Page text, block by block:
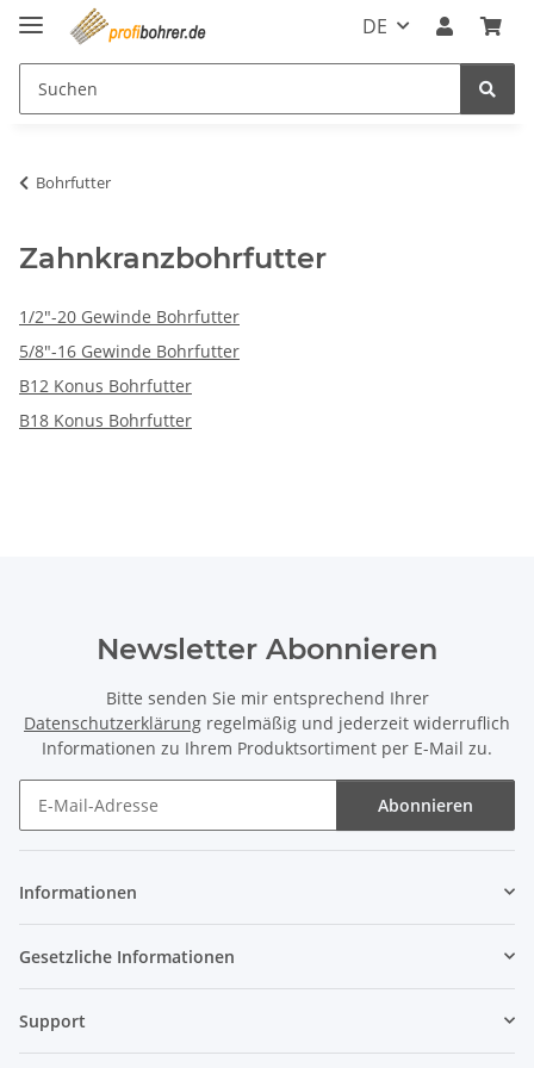
DE
Bohrfutter
Zahnkranzbohrfutter
1/2"-20 Gewinde Bohrfutter
5/8"-16 Gewinde Bohrfutter
B12 Konus Bohrfutter
B18 Konus Bohrfutter
Newsletter Abonnieren
Bitte senden Sie mir entsprechend Ihrer
Datenschutzerklärung regelmäßig und jederzeit widerruflich
Informationen zu Ihrem Produktsortiment per E-Mail zu.
Abonnieren
Informationen
Gesetzliche Informationen
Support